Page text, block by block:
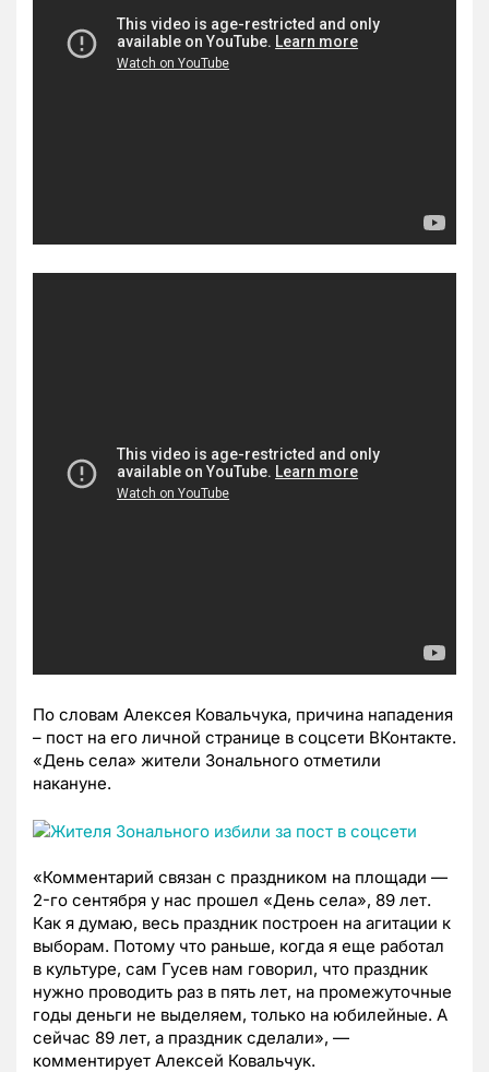
По словам Алексея Ковальчука, причина нападения
– пост на его личной странице в соцсети ВКонтакте.
«День села» жители Зонального отметили
накануне.
«Комментарий связан с праздником на площади —
2-го сентября у нас прошел «День села», 89 лет.
Как я думаю, весь праздник построен на агитации к
выборам. Потому что раньше, когда я еще работал
в культуре, сам Гусев нам говорил, что праздник
нужно проводить раз в пять лет, на промежуточные
годы деньги не выделяем, только на юбилейные. А
сейчас 89 лет, а праздник сделали», —
комментирует Алексей Ковальчук.